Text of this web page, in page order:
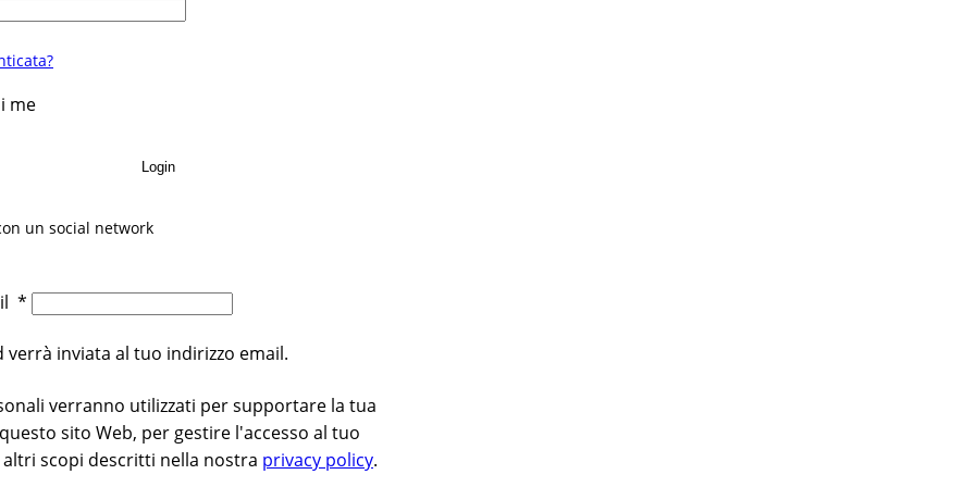
me
Login
un social network
*
verrà inviata al tuo indirizzo email.
verranno utilizzati per supportare la tua
sito Web, per gestire l'accesso al tuo
scopi descritti nella nostra privacy policy.